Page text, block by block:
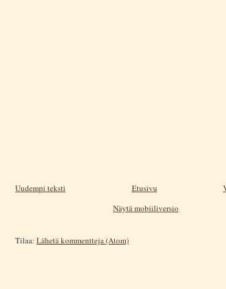
Uudempi teksti
Etusivu
Näytä mobiiliversio
Tilaa: Lähetä kommentteja (Atom)